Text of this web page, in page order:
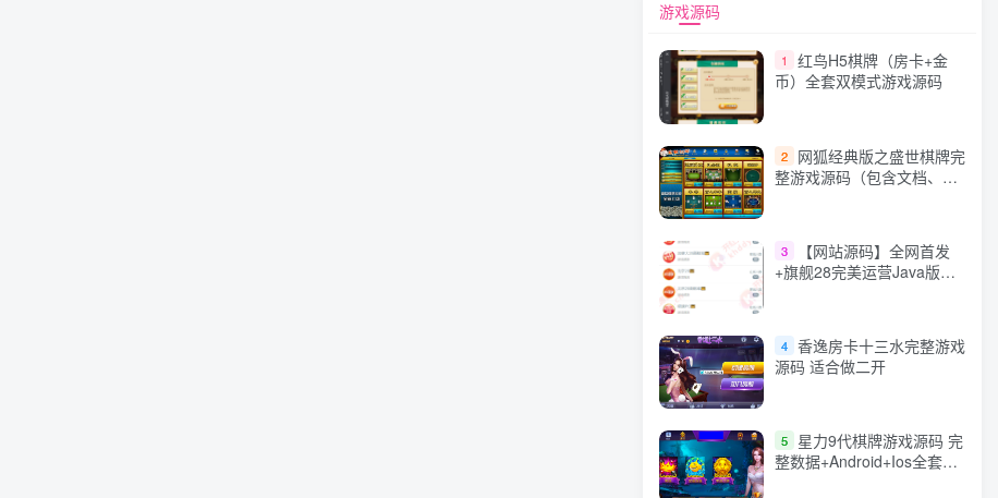
游戏源码
1
红鸟H5棋牌（房卡+金
币）全套双模式游戏源码
2
网狐经典版之盛世棋牌完
整游戏源码（包含文档、架
3
【网站源码】全网首发
+旗舰28完美运营Java版高
4 香逸房卡十三水完整游戏
源码 适合做二开
5
星力9代棋牌游戏源码 完
整数据+Android+Ios全套